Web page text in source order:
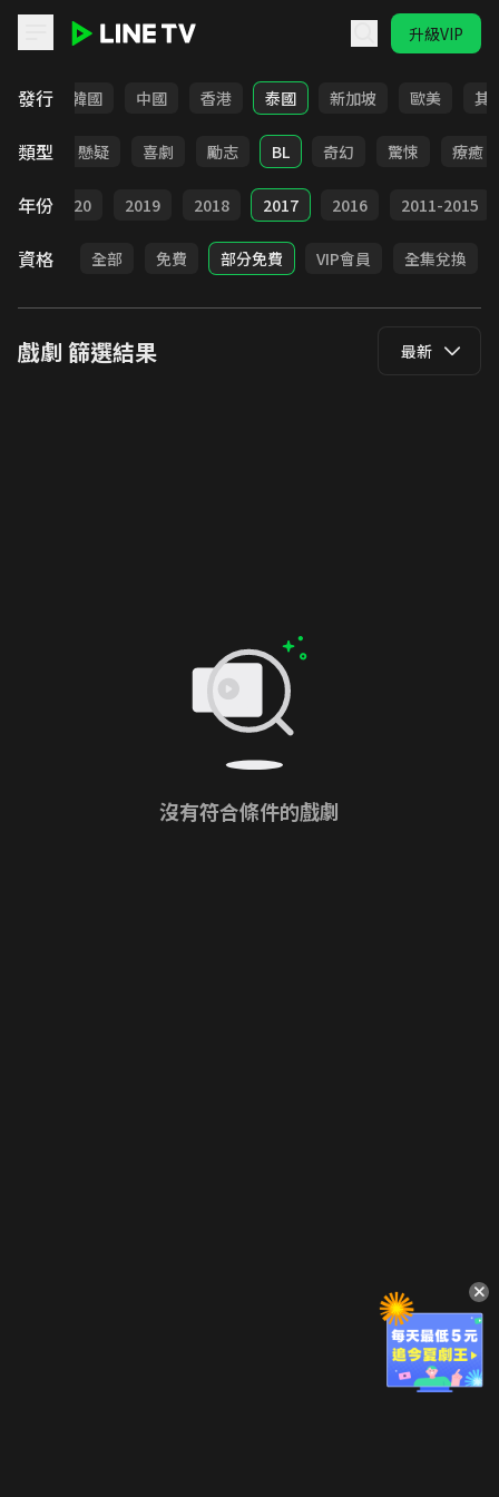
升級VIP
發行
日本 韓國 中國 香港 泰國 新加坡 歐美 其
類型
甜寵 懸疑 喜劇 勵志 BL 奇幻 驚悚 療癒
年份 2020 2019 2018 2017 2016 2011-2015
資格 全部 免費 部分免費 VIP會員 全集兌換
戲劇 篩選結果 最新
沒有符合條件的戲劇